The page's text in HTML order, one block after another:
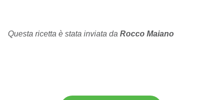
Questa ricetta è stata inviata da Rocco Maiano